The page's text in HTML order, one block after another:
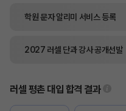
학원 문자 알리미 서비스 등록
2027 러셀 단과강사 공개선발
러셀 평촌 대입 합격 결과